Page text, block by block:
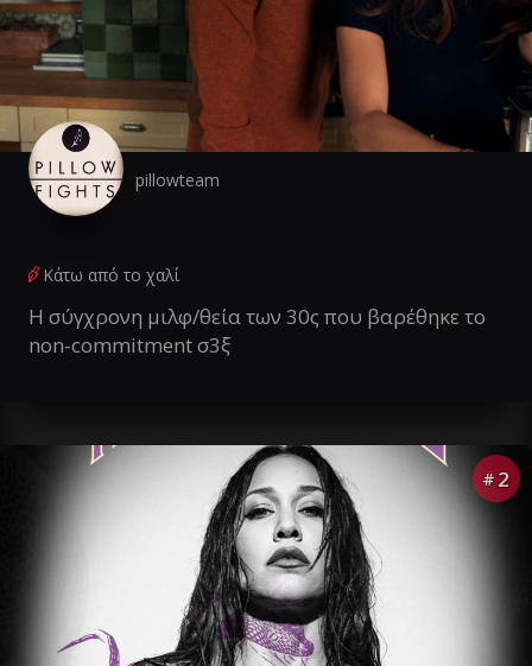
pillowteam
Κάτω από το χαλί
Η σύγχρονη μιλφ/θεία των 30ς που βαρέθηκε το
non-commitment σ3ξ
# 2